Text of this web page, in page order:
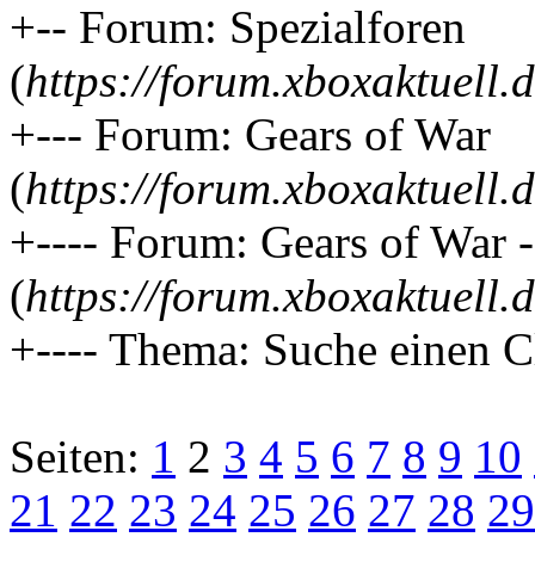
+-- Forum: Spezialforen
(https://
+--- Forum: Gears of War
(https://
+---- Forum: Gears of War
(https://
+---- Thema: Suche einen
Seiten: 1 2 3 4 5 6 7 8 9 10
21 22 23 24 25 26 27 28 29